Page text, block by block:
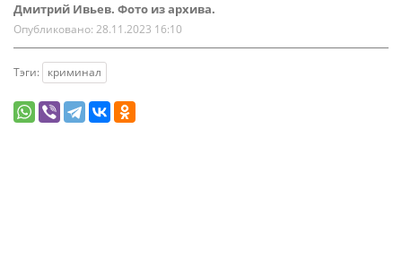
Дмитрий Ивьев. Фото из архива.
Опубликовано: 28.11.2023 16:10
Тэги: криминал